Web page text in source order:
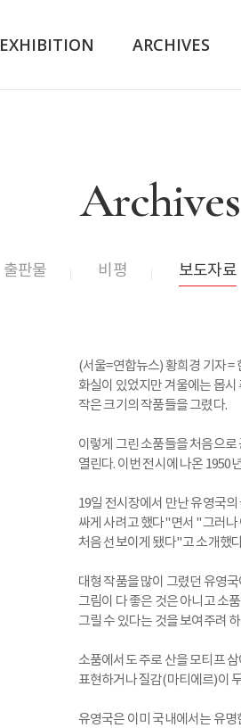
EXHIBITION ARCHIVES
Archives
출판물 비평 보도자료
(서울=연합뉴스) 황희경 기자
화실이 있었지만 겨울에는 몹시
작은 크기의 작품들을 그렸다.
이렇게 그린 소품들을 처음으
열린다. 이번 전시에 나온 1950
19일 전시장에서 만난 유영국
싸게 사려고 했다"면서 "그러나
처음 선보이게 됐다"고 소개했
대형 작품을 많이 그렸던 유영
그림이 다 좋은 것은 아니고 소
그릴 수 있다는 것을 보여주려
소품에서도 주로 산을 모티프
표현하거나 질감(마티에르)이
유영국은 이미 국내에서는 유